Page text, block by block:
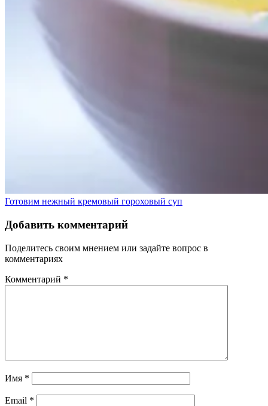
Готовим нежный кремовый гороховый суп
Добавить комментарий
Поделитесь своим мнением или задайте вопрос в
комментариях
Комментарий *
Имя *
Email *